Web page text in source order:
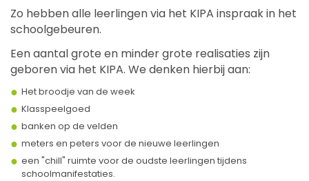
Zo hebben alle leerlingen via het KIPA inspraak in het
schoolgebeuren.
Een aantal grote en minder grote realisaties zijn
geboren via het KIPA. We denken hierbij aan:
Het broodje van de week
Klasspeelgoed
banken op de velden
meters en peters voor de nieuwe leerlingen
een "chill" ruimte voor de oudste leerlingen tijdens
schoolmanifestaties.